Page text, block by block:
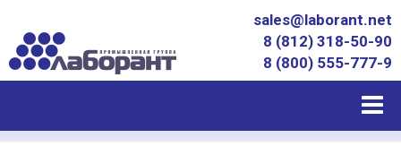
sales@laborant.net
8 (812) 318-50-90
8 (800) 555-777-9